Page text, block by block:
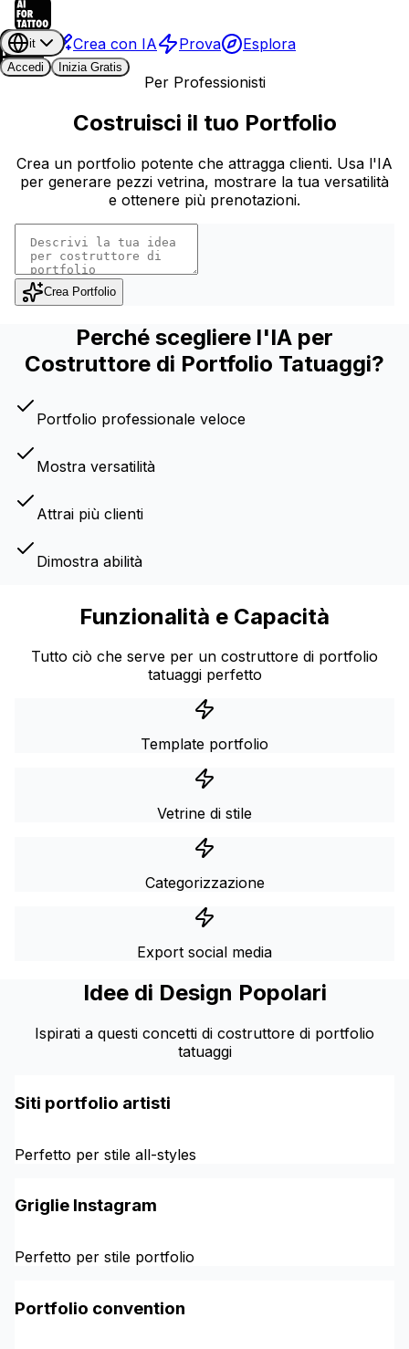
Crea con IA Prova Esplora
it
Accedi
Inizia Gratis
Per Professionisti
Costruisci il tuo Portfolio
Crea un portfolio potente che attragga clienti. Usa l'IA
per generare pezzi vetrina, mostrare la tua versatilità
e ottenere più prenotazioni.
Crea Portfolio
Perché scegliere l'IA per
Costruttore di Portfolio Tatuaggi?
Portfolio professionale veloce
Mostra versatilità
Attrai più clienti
Dimostra abilità
Funzionalità e Capacità
Tutto ciò che serve per un costruttore di portfolio
tatuaggi perfetto
Template portfolio
Vetrine di stile
Categorizzazione
Export social media
Idee di Design Popolari
Ispirati a questi concetti di costruttore di portfolio
tatuaggi
Siti portfolio artisti
Perfetto per stile all-styles
Griglie Instagram
Perfetto per stile portfolio
Portfolio convention